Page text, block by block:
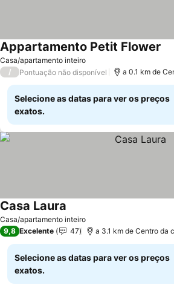
Casa/apartamento inteiro
Appartamento Petit Flower
/ Pontuação não disponível a 0.1 km de
Selecione as datas para ver os preços
exatos.
Casa/apartamento inteiro
Casa Laura
9,8 Excelente 47 a 3.1 km de Centro da
Selecione as datas para ver os preços
exatos.